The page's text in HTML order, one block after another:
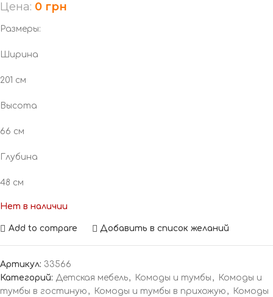
Цена: 0 грн
Размеры:
Ширина
201 см
Высота
66 см
Глубина
48 см
Нет в наличии
Add to compare Добавить в список желаний
Артикул: 33566
Категорий: Детская мебель, Комоды и тумбы ,
Комоды и
тумбы в гостиную , Комоды и тумбы в прихожую ,
Комоды